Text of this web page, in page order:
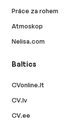
Práce za rohem
Atmoskop
Nelisa.com
Baltics
CVonline.lt
CV.lv
CV.ee